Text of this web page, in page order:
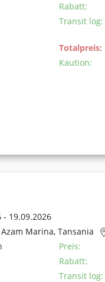
Rabatt:
Transit log:
Totalpreis:
Kaution:
- 19.09.2026
Marina, Tansania
Preis:
Rabatt:
Transit log: